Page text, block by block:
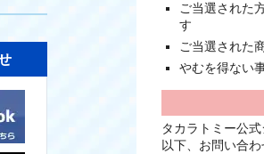
ご当選された
す
ご当選された
やむを得ない
タカラトミー公
以下、お問い合